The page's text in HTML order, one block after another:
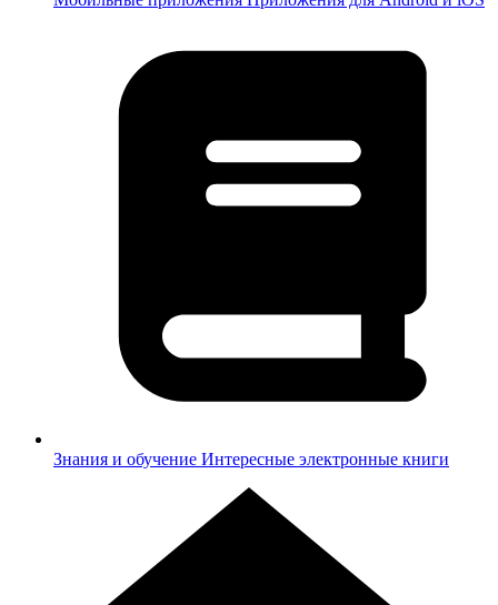
Знания и обучение Интересные электронные книги